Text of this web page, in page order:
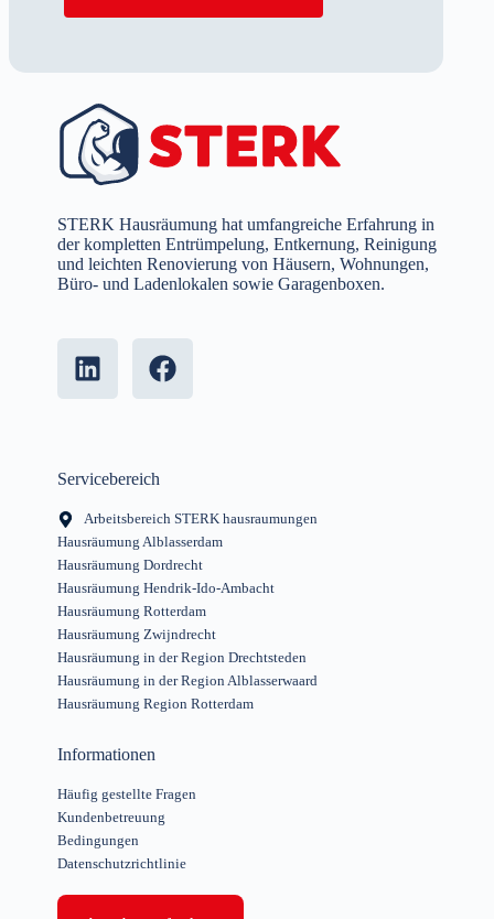
STERK Hausräumung hat umfangreiche Erfahrung in
der kompletten Entrümpelung, Entkernung, Reinigung
und leichten Renovierung von Häusern, Wohnungen,
Büro- und Ladenlokalen sowie Garagenboxen.
Servicebereich
Arbeitsbereich STERK hausraumungen
Hausräumung Alblasserdam
Hausräumung Dordrecht
Hausräumung Hendrik-Ido-Ambacht
Hausräumung Rotterdam
Hausräumung Zwijndrecht
Hausräumung in der Region Drechtsteden
Hausräumung in der Region Alblasserwaard
Hausräumung Region Rotterdam
Informationen
Häufig gestellte Fragen
Kundenbetreuung
Bedingungen
Datenschutzrichtlinie